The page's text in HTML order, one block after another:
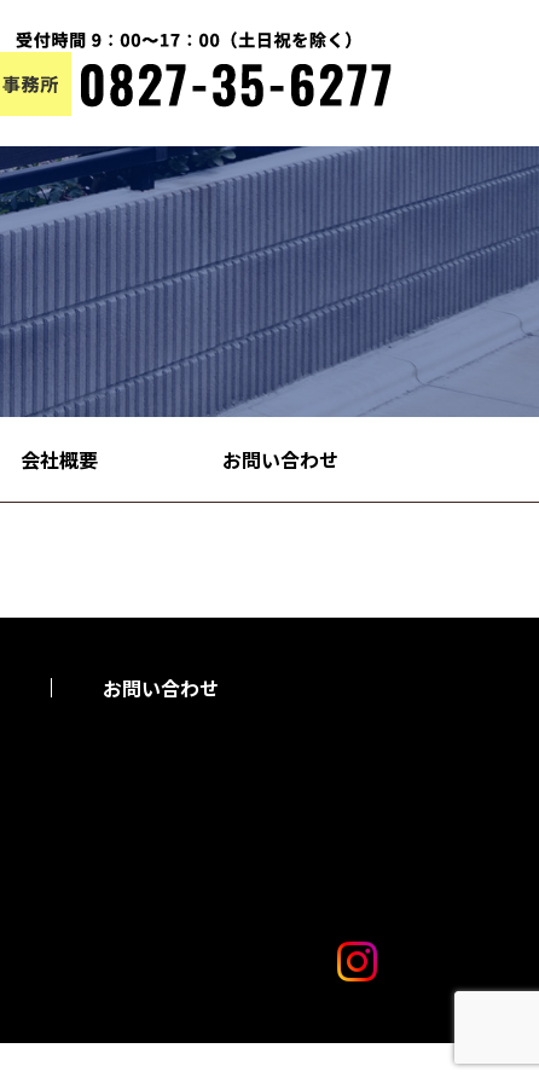
会社概要 お問い合わせ
お問い合わせ